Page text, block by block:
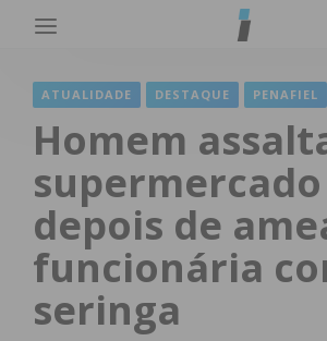
ATUALIDADE DESTAQUE PENAFIEL
Homem
supermercado
depois de
funcionária
seringa